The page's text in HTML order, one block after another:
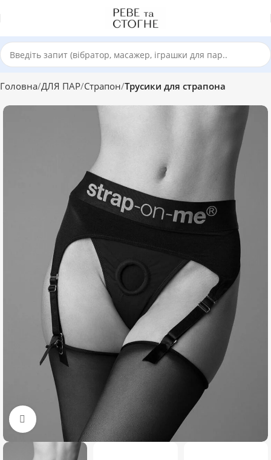
Головна ДЛЯ ПАР Страпон Трусики для страпона
Click to enlarge